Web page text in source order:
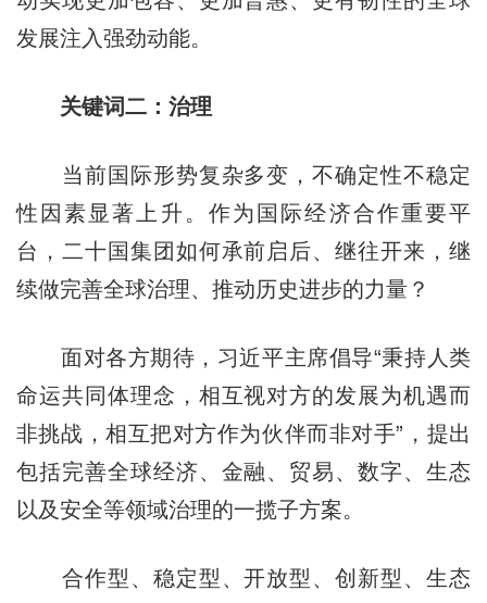
发展注入强劲动能。
关键词二：治理
当前国际形势复杂多变，不确定性不稳定
性因素显著上升。作为国际经济合作重要平
台，二十国集团如何承前启后、继往开来，继
续做完善全球治理、推动历史进步的力量？
面对各方期待，习近平主席倡导“秉持人类
命运共同体理念，相互视对方的发展为机遇而
非挑战，相互把对方作为伙伴而非对手”，提出
包括完善全球经济、金融、贸易、数字、生态
以及安全等领域治理的一揽子方案。
合作型、稳定型、开放型、创新型、生态